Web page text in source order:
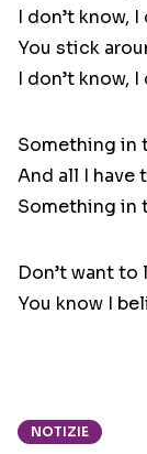
I don’t know,
You stick
I don’t know,
Something in
And all I have
Something in
Don’t want to
You know I
NOTIZIE